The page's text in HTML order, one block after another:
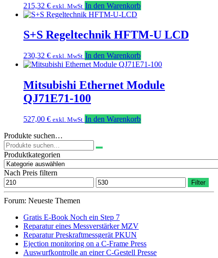
215,32 € exkl. MwSt In den Warenkorb
S+S Regeltechnik HFTM-U LCD
230,32 € exkl. MwSt In den Warenkorb
Mitsubishi Ethernet Module
QJ71E71-100
527,00 € exkl. MwSt In den Warenkorb
Produkte suchen…
Suchen
nach:
Produktkategorien
Nach Preis filtern
Min.
Preis
Max.
Preis
Filter
Forum: Neueste Themen
Gratis E-Book Noch ein Step 7
Reparatur eines Messverstärker MZV
Reparatur Preskraftmessgerät PKUN
Ejection monitoring on a C-Frame Press
Auswurfkontrolle an einer C-Gestell Presse